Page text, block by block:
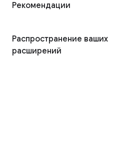
Рекомендации
Распространение ваших
расширений